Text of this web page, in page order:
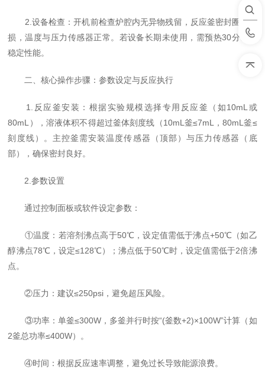
2.设备检查：开机前检查炉腔内无异物残留，反应釜密封圈无破
损，温度与压力传感器正常。若设备长期未使用，需预热30分钟以
稳定性能。
二、核心操作步骤：参数设定与反应执行
1.反应釜安装：根据实验规模选择专用反应釜（如10mL或
80mL），溶液体积不得超过釜体刻度线（10mL釜≤7mL，80mL釜≤
刻度线）。主控釜需安装温度传感器（顶部）与压力传感器（底
部），确保密封良好。
2.参数设置
通过控制面板或软件设定参数：
①温度：若溶剂沸点高于50℃，设定值需低于沸点+50℃（如乙
醇沸点78℃，设定≤128℃）；沸点低于50℃时，设定值需低于2倍沸
点。
②压力：建议≤250psi，避免超压风险。
③功率：单釜≤300W，多釜并行时按“(釜数+2)×100W”计算（如
2釜总功率≤400W）。
④时间：根据反应速率调整，避免过长导致能源浪费。